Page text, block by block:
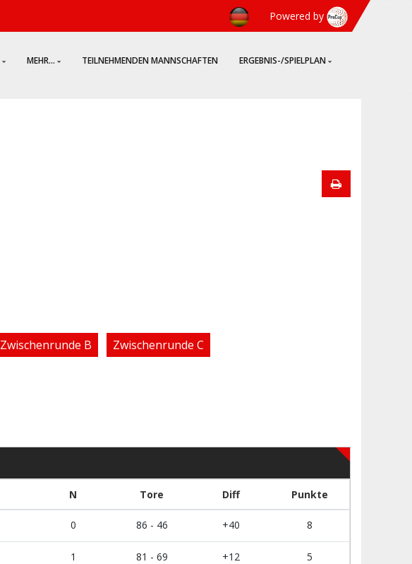
Powered by
MEHR... TEILNEHMENDEN MANNSCHAFTEN ERGEBNIS-/SPIELPLAN
Zwischenrunde B
Zwischenrunde C
N Tore Diff Punkte
0 86 - 46 +40 8
1 81 - 69 +12 5